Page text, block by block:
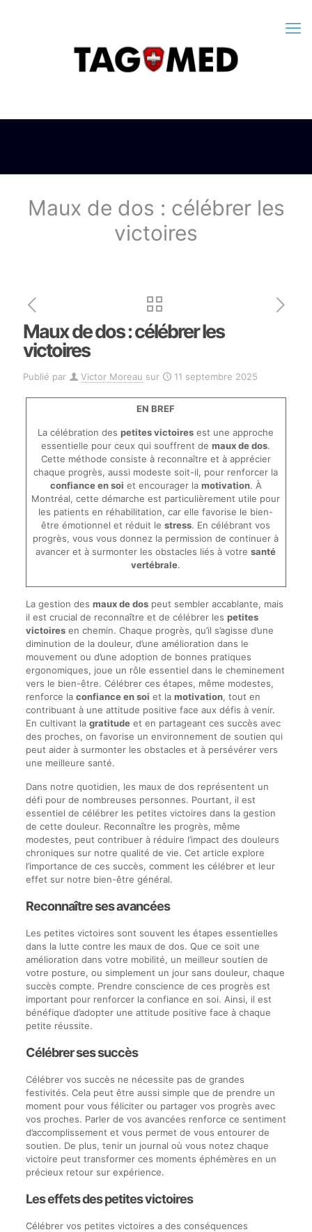
Maux de dos : célébrer les
victoires
Maux de dos : célébrer les
victoires
Publié par Victor Moreau sur 11 septembre 2025
EN BREF
La célébration despetites victoires est une approche
essentielle pour ceux qui souffrent demaux de dos.
Cette méthode consiste à reconnaître et à apprécier
chaque progrès, aussi modeste soit-il, pour renforcer la
confiance en soi et encourager la motivation. À
Montréal, cette démarche est particulièrement utile pour
les patients en réhabilitation, car elle favorise le bien-
être émotionnel et réduit lestress. En célébrant vos
progrès, vous vous donnez la permission de continuer à
avancer et à surmonter les obstacles liés à votresanté
vertébrale.
La gestion des maux de dospeut sembler accablante, mais
il est crucial de reconnaître et de célébrer les petites
victoiresen chemin. Chaque progrès, qu’il s’agisse d’une
diminution de la douleur, d’une amélioration dans le
mouvement ou d’une adoption de bonnes pratiques
ergonomiques, joue un rôle essentiel dans le cheminement
vers le bien-être. Célébrer ces étapes, même modestes,
renforce la confiance en soi et la motivation, tout en
contribuant à une attitude positive face aux défis à venir.
En cultivant la gratitudeet en partageant ces succès avec
des proches, on favorise un environnement de soutien qui
peut aider à surmonter les obstacles et à persévérer vers
une meilleure santé.
Dans notre quotidien, les maux de dos représentent un
défi pour de nombreuses personnes. Pourtant, il est
essentiel de célébrer les petites victoires dans la gestion
de cette douleur. Reconnaître les progrès, même
modestes, peut contribuer à réduire l’impact des douleurs
chroniques sur notre qualité de vie. Cet article explore
l’importance de ces succès, comment les célébrer et leur
effet sur notre bien-être général.
Reconnaître ses avancées
Les petites victoires sont souvent les étapes essentielles
dans la lutte contre les maux de dos. Que ce soit une
amélioration dans votre mobilité, un meilleur soutien de
votre posture, ou simplement un jour sans douleur, chaque
succès compte. Prendre conscience de ces progrès est
important pour renforcer la confiance en soi. Ainsi, il est
bénéfique d’adopter une attitude positive face à chaque
petite réussite.
Célébrer ses succès
Célébrer vos succès ne nécessite pas de grandes
festivités. Cela peut être aussi simple que de prendre un
moment pour vous féliciter ou partager vos progrès avec
vos proches. Parler de vos avancées renforce ce sentiment
d’accomplissement et vous permet de vous entourer de
soutien. De plus, tenir un journal où vous notez chaque
victoire peut transformer ces moments éphémères en un
précieux retour sur expérience.
Les effets des petites victoires
Célébrer vos petites victoires a des conséquences